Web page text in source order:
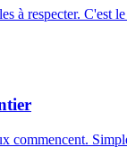
à respecter. C'est
commencent.